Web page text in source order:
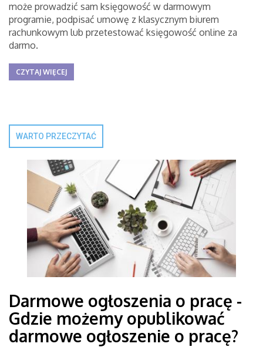
może prowadzić sam księgowość w darmowym
programie, podpisać umowę z klasycznym biurem
rachunkowym lub przetestować księgowość online za
darmo.
CZYTAJ WIĘCEJ
WARTO PRZECZYTAĆ
Darmowe ogłoszenia o pracę -
Gdzie możemy opublikować
darmowe ogłoszenie o pracę?